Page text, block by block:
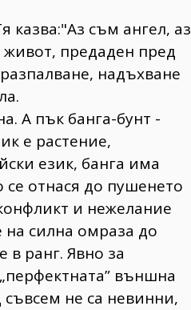
казва:"Аз съм ангел, аз
предаден пред
надъхване
А пък банга-бунт -
е растение,
език, банга има
се отнася до пушенето
и нежелание
на силна омраза до
в ранг. Явно за
външна
не са невинни,